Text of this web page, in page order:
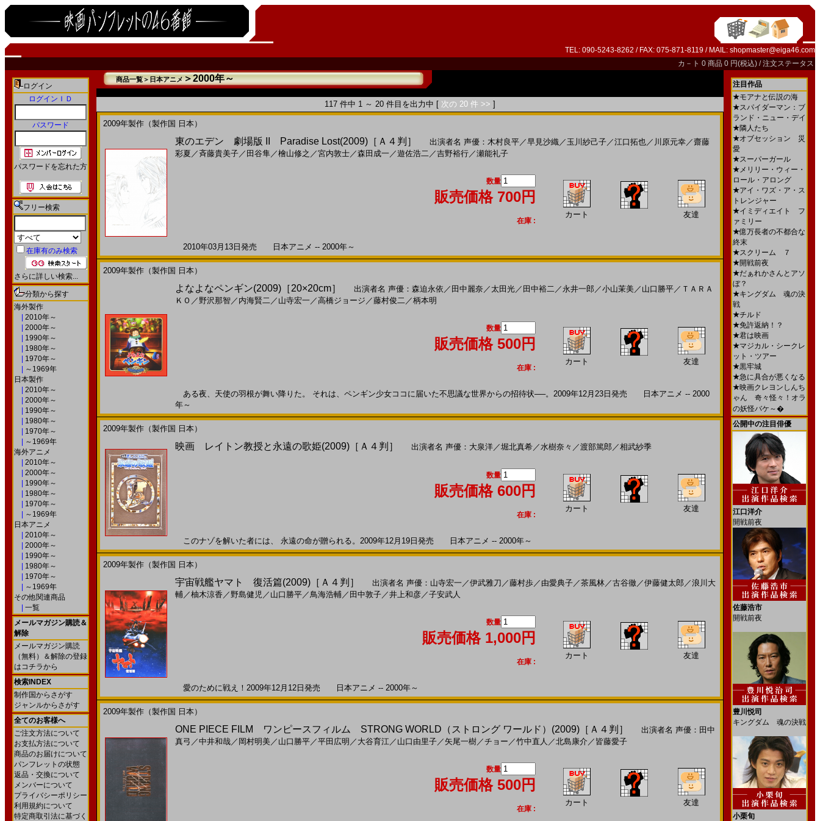
TEL: 090-5243-8262 / FAX: 075-871-8119 / MAIL: shopmaster@eiga46.com
カ－ト 0 商品 0 円(税込) /注文ステータス
ログイン
ログインＩＤ
パスワード
パスワードを忘れた方
フリー検索
在庫有のみ検索
さらに詳しい検索...
分類から探す
海外製作
2010年～
2000年～
1990年～
1980年～
1970年～
～1969年
日本製作
2010年～
2000年～
1990年～
1980年～
1970年～
～1969年
海外アニメ
2010年～
2000年～
1990年～
1980年～
1970年～
～1969年
日本アニメ
2010年～
2000年～
1990年～
1980年～
1970年～
～1969年
その他関連商品
一覧
メールマガジン購読＆
解除
メールマガジン購読
（無料）＆解除の登録
はコチラから
検索INDEX
制作国からさがす
ジャンルからさがす
全てのお客様へ
ご注文方法について
お支払方法について
商品のお届けについて
パンフレットの状態
返品・交換について
メンバーについて
プライバシーポリシー
利用規約について
特定商取引法に基づく
商品一覧＞日本アニメ＞2000年～
117 件中 1 ～ 20 件目を出力中 [ 次の 20 件 >> ]
2009年製作（製作国 日本）
東のエデン 劇場版 II Paradise Lost(2009)［Ａ４判］ 出演者名 声優：木村良平／早見沙織／ 玉川紗己子／江口拓也／ 川原元幸／齋藤
彩夏 ／斉藤貴美子／ 田谷隼／檜山修之 ／宮内敦士／森田成一 ／遊佐浩二／吉野裕行／瀬能礼子
数量
販売価格 700円
在庫 :
カート 友達
2010年03月13日発売 日本アニメ -- 2000年～
2009年製作（製作国 日本）
よなよなペンギン(2009)［20×20cm］ 出演者名 声優：森迫永依 ／ 田中麗奈 ／ 太田光／ 田中裕二／永井一郎 ／小山茉美／ 山口勝平／ ＴＡＲＡ
ＫＯ ／ 野沢那智／ 内海賢二／ 山寺宏一 ／高橋ジョージ ／藤村俊二／柄本明
数量
販売価格 500円
在庫 :
カート 友達
ある夜、天使の羽根が舞い降りた。 それは、ペンギン少女ココに届いた不思議な世界からの招待状──。2009年12月23日発売 日本アニメ -- 2000
年～
2009年製作（製作国 日本）
映画 レイトン教授と永遠の歌姫(2009)［Ａ４判］ 出演者名 声優：大泉洋／堀北真希／水樹奈々 ／渡部篤郎 ／相武紗季
数量
販売価格 600円
在庫 :
カート 友達
このナゾを解いた者には、 永遠の命が贈られる。2009年12月19日発売 日本アニメ -- 2000年～
2009年製作（製作国 日本）
宇宙戦艦ヤマト 復活篇(2009)［Ａ４判］ 出演者名 声優：山寺宏一 ／伊武雅刀 ／藤村歩／ 由愛典子／茶風林／古谷徹 ／伊藤健太郎 ／浪川大
輔／柚木涼香 ／ 野島健児／ 山口勝平／鳥海浩輔／ 田中敦子／井上和彦／子安武人
数量
販売価格 1,000円
在庫 :
カート 友達
愛のために戦え！2009年12月12日発売 日本アニメ -- 2000年～
2009年製作（製作国 日本）
ONE PIECE FILM ワンピースフィルム STRONG WORLD（ストロング ワールド）(2009)［Ａ４判］ 出演者名 声優：田中
真弓 ／中井和哉／ 岡村明美／ 山口勝平／平田広明 ／ 大谷育江／ 山口由里子／ 矢尾一樹／チョー ／竹中直人 ／北島康介 ／ 皆藤愛子
数量
販売価格 500円
在庫 :
カート 友達
注目作品
★モアナと伝説の海
★スパイダーマン：ブ
ランド・ニュー・デイ
★隣人たち
★オブセッション 災
愛
★スーパーガール
★メリリー・ウィー・
ロール・アロング
★アイ・ワズ・ア・ス
トレンジャー
★イミディエイト フ
ァミリー
★億万長者の不都合な
終末
★スクリーム ７
★開戦前夜
★だぁれかさんとアソ
ぼ？
★キングダム 魂の決
戦
★チルド
★免許返納！？
★君は映画
★マジカル・シークレ
ット・ツアー
★黒牢城
★急に具合が悪くなる
★映画クレヨンしんち
ゃん 奇々怪々！オラ
の妖怪バケ～�
公開中の注目俳優
江口洋介
開戦前夜
佐藤浩市
開戦前夜
豊川悦司
キングダム 魂の決戦
小栗旬